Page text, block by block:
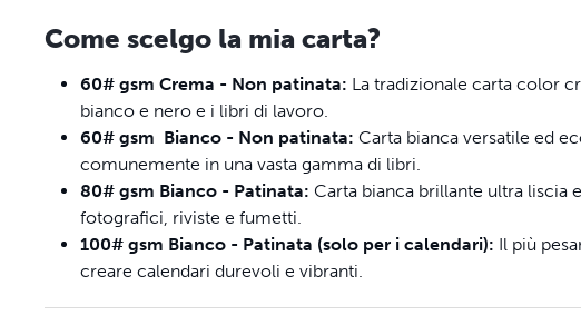
Come scelgo la mia carta?
60# gsm Crema - Non patinata: La tradizionale carta color
bianco e nero e i libri di lavoro.
60# gsm Bianco - Non patinata: Carta bianca versatile ed
comunemente in una vasta gamma di libri.
80# gsm Bianco - Patinata: Carta bianca brillante ultra liscia
fotografici, riviste e fumetti.
100# gsm Bianco - Patinata (solo per i calendari): Il più
creare calendari durevoli e vibranti.